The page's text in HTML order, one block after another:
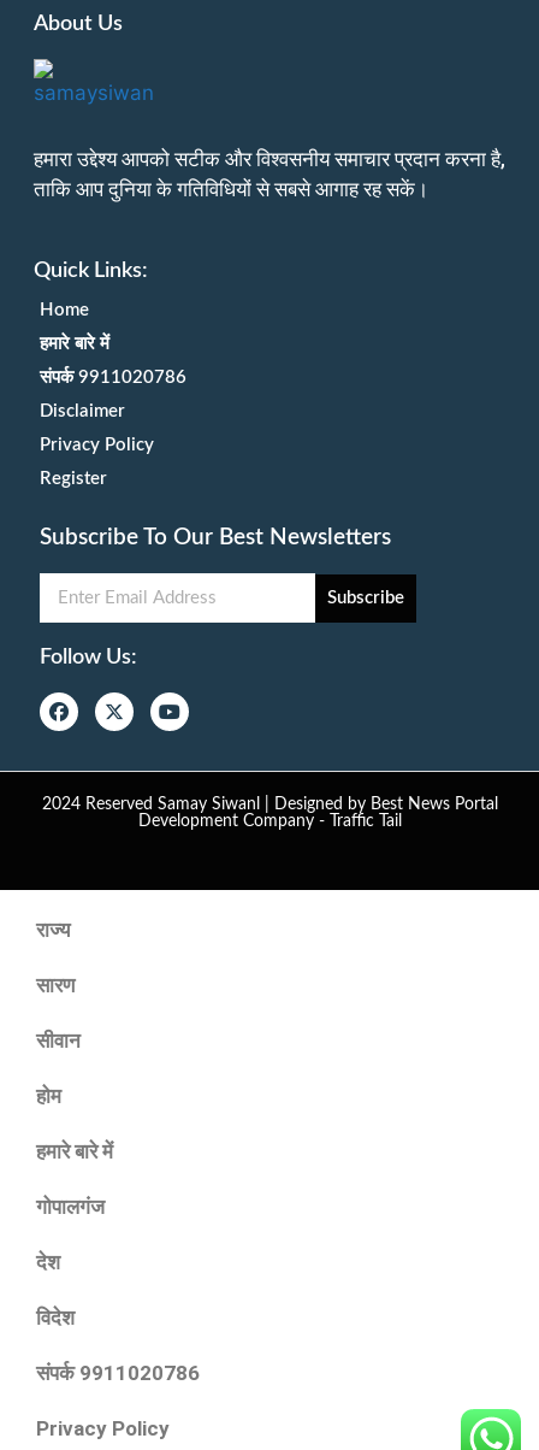
About Us
हमारा उद्देश्य आपको सटीक और विश्वसनीय समाचार प्रदान करना है,
ताकि आप दुनिया के गतिविधियों से सबसे आगाह रह सकें।
Quick Links:
Home
हमारे बारे में
संपर्क 9911020786
Disclaimer
Privacy Policy
Register
Subscribe To Our Best Newsletters
Subscribe
Follow Us:
2024 Reserved Samay Siwanl | Designed by Best News Portal
Development Company- Traffic Tail
राज्य
सारण
सीवान
होम
हमारे बारे में
गोपालगंज
देश
विदेश
संपर्क 9911020786
Privacy Policy